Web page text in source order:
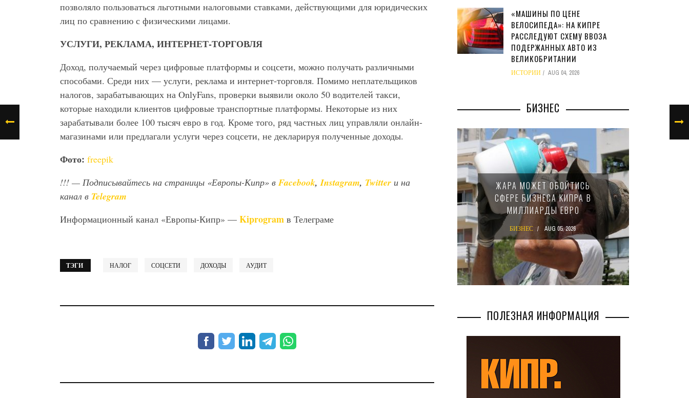
позволяло пользоваться льготными налоговыми ставками, действующими для юридических
лиц по сравнению с физическими лицами.
УСЛУГИ, РЕКЛАМА, ИНТЕРНЕТ-ТОРГОВЛЯ
Доход, получаемый через цифровые платформы и соцсети, можно получать различными
способами. Среди них — услуги, реклама и интернет-торговля. Помимо неплательщиков
налогов, зарабатывающих на OnlyFans, проверки выявили около 50 водителей такси,
которые находили клиентов цифровые транспортные платформы. Некоторые из них
зарабатывали более 100 тысяч евро в год. Кроме того, ряд частных лиц управляли онлайн-
магазинами или предлагали услуги через соцсети, не декларируя полученные доходы.
Фото: freepik
!!! — Подписывайтесь на страницы «Европы-Кипр» вFacebook,Instagram, Twitter и на
канал в Telegram
Информационный канал «Европы-Кипр» — Kiprogram в Телеграме
ТЭГИ НАЛОГ СОЦСЕТИ ДОХОДЫ АУДИТ
«МАШИНЫ ПО ЦЕНЕ
ВЕЛОСИПЕДА»: НА КИПРЕ
РАССЛЕДУЮТ СХЕМУ ВВОЗА
ПОДЕРЖАННЫХ АВТО ИЗ
ВЕЛИКОБРИТАНИИ
ИСТОРИИ AUG 04, 2026
БИЗНЕС
В 2028 ГОДУ ENI НАЧНЕТ
ДОБЫЧУ ГАЗА НА
НА КИПРСКОМ ШЕЛЬФЕ
ЖАРА МОЖЕТ ОБОЙТИСЬ
СФЕРЕ БИЗНЕСА КИПРА В
МИЛЛИАРДЫ ЕВРО
БИЗНЕС AUG 05, 2026
ПОЛЕЗНАЯ ИНФОРМАЦИЯ